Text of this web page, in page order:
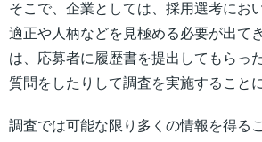
そこで、企業としては、採用選考にお
適正や人柄などを見極める必要が出て
は、応募者に履歴書を提出してもらっ
質問をしたりして調査を実施すること
調査では可能な限り多くの情報を得る